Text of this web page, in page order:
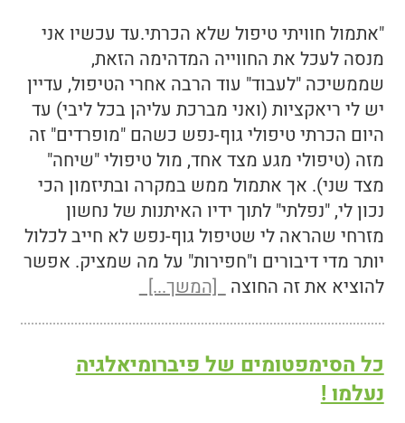
"אתמול חוויתי טיפול שלא הכרתי.עד עכשיו אני
מנסה לעכל את החווייה המדהימה הזאת,
שממשיכה "לעבוד" עוד הרבה אחרי הטיפול, עדיין
יש לי ריאקציות (ואני מברכת עליהן בכל ליבי) עד
היום הכרתי טיפולי גוף-נפש כשהם "מופרדים" זה
מזה (טיפולי מגע מצד אחד, מול טיפולי "שיחה"
מצד שני). אך אתמול ממש במקרה ובתיזמון הכי
נכון לי, "נפלתי" לתוך ידיו האיתנות של נחשון
מזרחי שהראה לי שטיפול גוף-נפש לא חייב לכלול
יותר מדי דיבורים ו"חפירות" על מה שמציק. אפשר
להוציא את זה החוצה [המשך...]
כל הסימפטומים של פיברומיאלגיה
נעלמו !